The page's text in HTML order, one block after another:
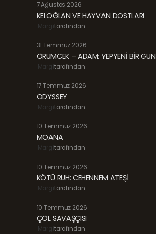
7 Ağustos 2026
KELOĞLAN VE HAYVAN DOSTLARI
Margitarafından
31 Temmuz 2026
ÖRÜMCEK – ADAM: YEPYENİ BİR GÜN
Margitarafından
17 Temmuz 2026
ODYSSEY
Margitarafından
10 Temmuz 2026
MOANA
Margitarafından
10 Temmuz 2026
KÖTÜ RUH: CEHENNEM ATEŞİ
Margitarafından
10 Temmuz 2026
ÇÖL SAVAŞÇISI
Margitarafından